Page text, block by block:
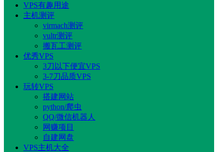
VPS有趣用途
主机测评
virmach测评
vultr测评
搬瓦工测评
优秀VPS
3刀以下便宜VPS
3-7刀品质VPS
玩转VPS
搭建网站
python/爬虫
QQ/微信机器人
网赚项目
自建网盘
VPS主机大全